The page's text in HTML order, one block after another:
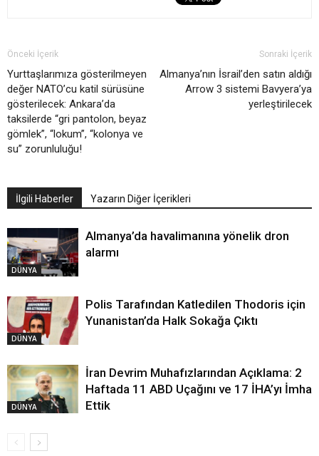
Önceki İçerik
Yurttaşlarımıza gösterilmeyen
değer NATO’cu katil sürüsüne
gösterilecek: Ankara’da
taksilerde “gri pantolon, beyaz
gömlek”, “lokum”, “kolonya ve
su” zorunluluğu!
Sonraki İçerik
Almanya’nın İsrail’den satın aldığı
Arrow 3 sistemi Bavyera’ya
yerleştirilecek
İlgili Haberler Yazarın Diğer İçerikleri
DÜNYA
Almanya’da havalimanına yönelik dron
alarmı
DÜNYA
Polis Tarafından Katledilen Thodoris için
Yunanistan’da Halk Sokağa Çıktı
DÜNYA
İran Devrim Muhafızlarından Açıklama: 2
Haftada 11 ABD Uçağını ve 17 İHA’yı İmha
Ettik